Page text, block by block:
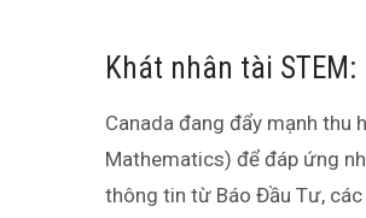
Khát nhân tài
Canada đang đẩy mạnh thu
Mathematics) để đáp ứng
thông tin từ Báo Đầu Tư,